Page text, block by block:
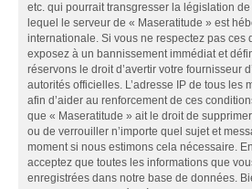
etc. qui pourrait transgresser la législation
lequel le serveur de « Maseratitude » est
internationale. Si vous ne respectez pas ces
exposez à un bannissement immédiat et
réservons le droit d’avertir votre fournisseur
autorités officielles. L’adresse IP de tous les
afin d’aider au renforcement de ces
que « Maseratitude » ait le droit de
ou de verrouiller n’importe quel sujet et
moment si nous estimons cela nécessaire.
acceptez que toutes les informations que
enregistrées dans notre base de données.